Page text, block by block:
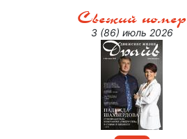
Свежий номер
3 (86) июль 2026